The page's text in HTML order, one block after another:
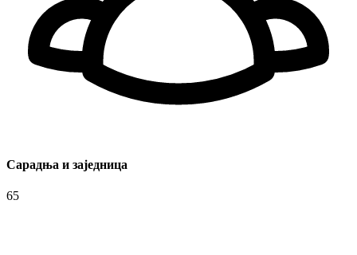
Сарадња и заједница
65